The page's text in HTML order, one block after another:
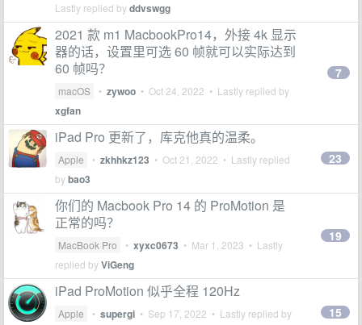
Lastly replied byddvswgg
2021 款 m1 MacbookPro14，外接 4k 显示
器的话，设置里可选 60 帧就可以实际达到
60 帧吗？
macOS • zywoo • Oct 24, 2022 • Lastly replied by
xgfan
7
iPad Pro 更新了，库克他真的温柔。
Apple • zkhhkz123 • Oct 21, 2022 • Lastly replied
bybao3
23
你们的 Macbook Pro 14 的 ProMotion 是
正常的吗？
MacBook Pro • xyxc0673 • Mar 1, 2023 • Lastly
replied byViGeng
19
iPad ProMotion 似乎全程 120Hz
Apple • supergi • Sep 17, 2022 • Lastly replied by 15